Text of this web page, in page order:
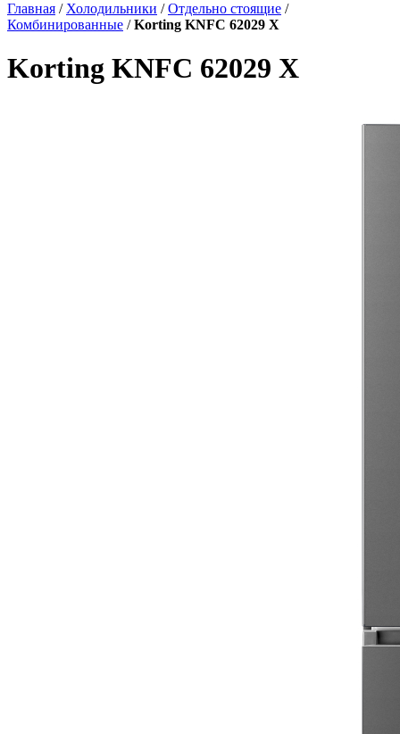
Главная / Холодильники /Отдельно стоящие /
Комбинированные /Korting KNFC 62029 X
Korting KNFC 62029 X